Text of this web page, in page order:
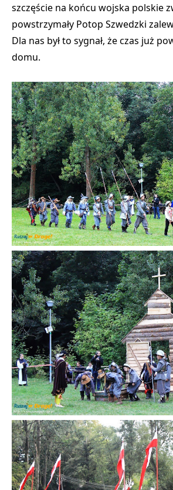
szczęście na końcu wojska polskie
powstrzymały Potop Szwedzki
Dla nas był to sygnał, że czas już
domu.